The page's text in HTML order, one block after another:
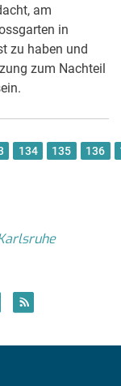
am
in
zu haben und
zum Nachteil
134 135 136